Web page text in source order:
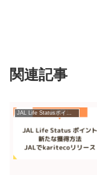
関連記事
JAL Life Statusポイント – Instagram